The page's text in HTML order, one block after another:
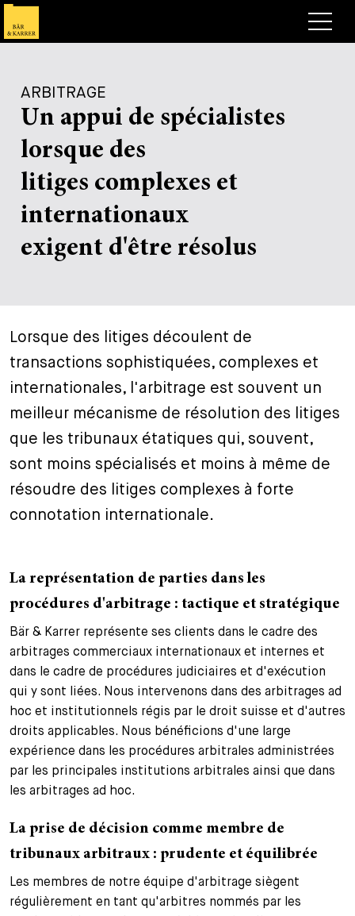
Competences
Deals, cas et actualités
Deals & Cases
Corporate News
Publications
Briefing
Publication
Legal Insight
À propos de nous
Carrières
Avocates et avocats
Stagiaires
Administration
Assistantes et assistants
Postes à pourvoir
+
Postuler
Processus de candidature
Candidature spontanée
Votre carrière
EN FR
ARBITRAGE
Un appui de spécialistes
lorsque des
litiges complexes et
internationaux
exigent d'être résolus
Lorsque des litiges découlent de
transactions sophistiquées, complexes et
internationales, l'arbitrage est souvent un
meilleur mécanisme de résolution des litiges
que les tribunaux étatiques qui, souvent,
sont moins spécialisés et moins à même de
résoudre des litiges complexes à forte
connotation internationale.
La représentation de parties dans les
procédures d'arbitrage : tactique et stratégique
Bär & Karrer représente ses clients dans le cadre des
arbitrages commerciaux internationaux et internes et
dans le cadre de procédures judiciaires et d'exécution
qui y sont liées. Nous intervenons dans des arbitrages ad
hoc et institutionnels régis par le droit suisse et d'autres
droits applicables. Nous bénéficions d'une large
expérience dans les procédures arbitrales administrées
par les principales institutions arbitrales ainsi que dans
les arbitrages ad hoc.
La prise de décision comme membre de
tribunaux arbitraux : prudente et équilibrée
Les membres de notre équipe d'arbitrage siègent
régulièrement en tant qu'arbitres nommés par les